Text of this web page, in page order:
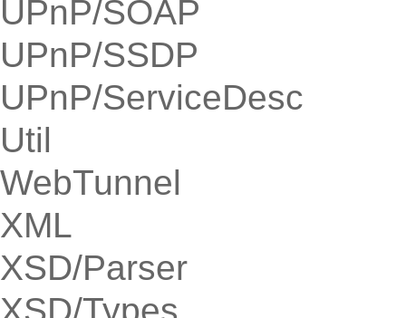
UPnP/SOAP
UPnP/SSDP
UPnP/ServiceDesc
Util
WebTunnel
XML
XSD/Parser
XSD/Types